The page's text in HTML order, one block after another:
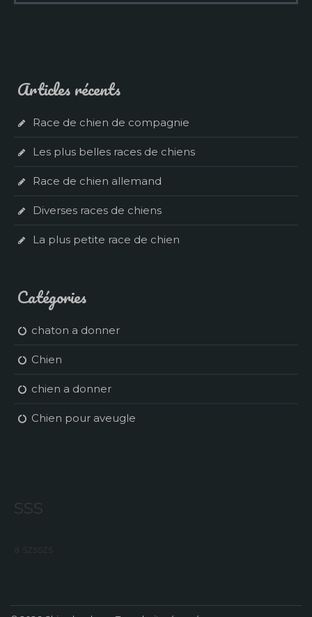
Articles récents
Race de chien de compagnie
Les plus belles races de chiens
Race de chien allemand
Diverses races de chiens
La plus petite race de chien
Catégories
chaton a donner
Chien
chien a donner
Chien pour aveugle
sss
a szsszs